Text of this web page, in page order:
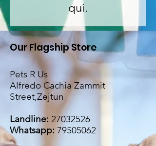
qui.
Our Flagship Store
Pets R Us
Alfredo Cachia Zammit
Street,Zejtun
Landline: 27032526
Whatsapp: 79505062